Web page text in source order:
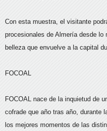
Con esta muestra, el visitante
procesionales de Almería desde
belleza que envuelve a la capital
FOCOAL
FOCOAL nace de la inquietud de
cofrade que año tras año, durante
los mejores momentos de las